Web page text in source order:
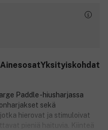
AinesosatYksityiskohdat
Paddle -hiusharjassa
sekä
hierovat ja stimuloivat
pieniä haituvia. Kiinteä